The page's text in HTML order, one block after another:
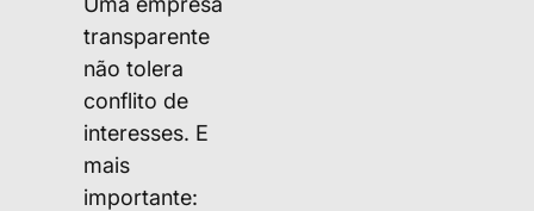
transparente
não tolera
conflito de
interesses. E
mais
importante: